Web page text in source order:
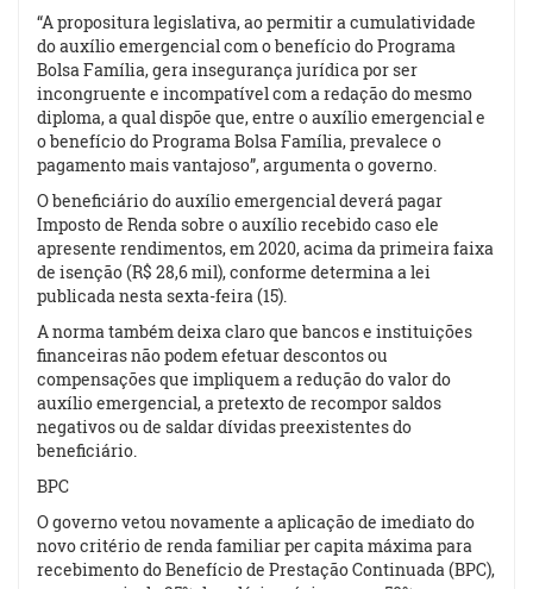
“A propositura legislativa, ao permitir a cumulatividade
do auxílio emergencial com o benefício do Programa
Bolsa Família, gera insegurança jurídica por ser
incongruente e incompatível com a redação do mesmo
diploma, a qual dispõe que, entre o auxílio emergencial e
o benefício do Programa Bolsa Família, prevalece o
pagamento mais vantajoso”, argumenta o governo.
O beneficiário do auxílio emergencial deverá pagar
Imposto de Renda sobre o auxílio recebido caso ele
apresente rendimentos, em 2020, acima da primeira faixa
de isenção (R$ 28,6 mil), conforme determina a lei
publicada nesta sexta-feira (15).
A norma também deixa claro que bancos e instituições
financeiras não podem efetuar descontos ou
compensações que impliquem a redução do valor do
auxílio emergencial, a pretexto de recompor saldos
negativos ou de saldar dívidas preexistentes do
beneficiário.
BPC
O governo vetou novamente a aplicação de imediato do
novo critério de renda familiar per capita máxima para
recebimento do Benefício de Prestação Continuada (BPC),